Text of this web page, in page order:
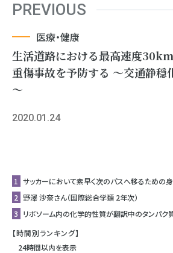
PREVIOUS
医療・健康
生活道路における最高速度
重傷事故を予防する ～交通静穏
～
2020.01.24
1 サッカーにおいて素早く次のパスへ移るための
2 野澤 沙奈さん（国際総合学類 2年次）
3 リボソーム内の化学的性質が翻訳中のタンパク
【時間別ランキング】
24時間以内を表示